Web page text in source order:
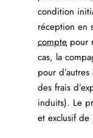
condition
réception en
compte pour
cas, la
pour
des frais
induits). Le
et exclusif de